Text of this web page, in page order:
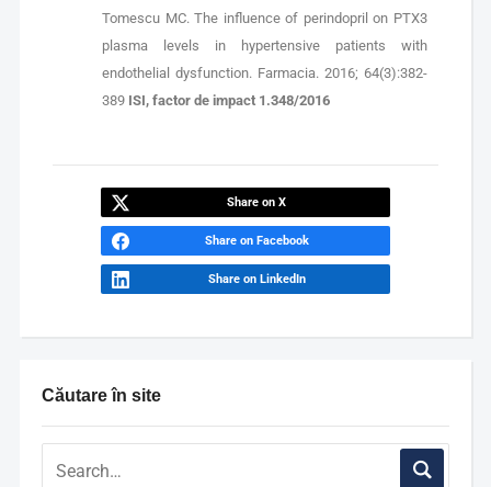
Căutare în site
Tomescu MC. The influence of perindopril on PTX3
plasma levels in hypertensive patients with
endothelial dysfunction. Farmacia. 2016; 64(3):382-
389 ISI, factor de impact 1.348/2016
Share on X
Share on Facebook
Share on LinkedIn